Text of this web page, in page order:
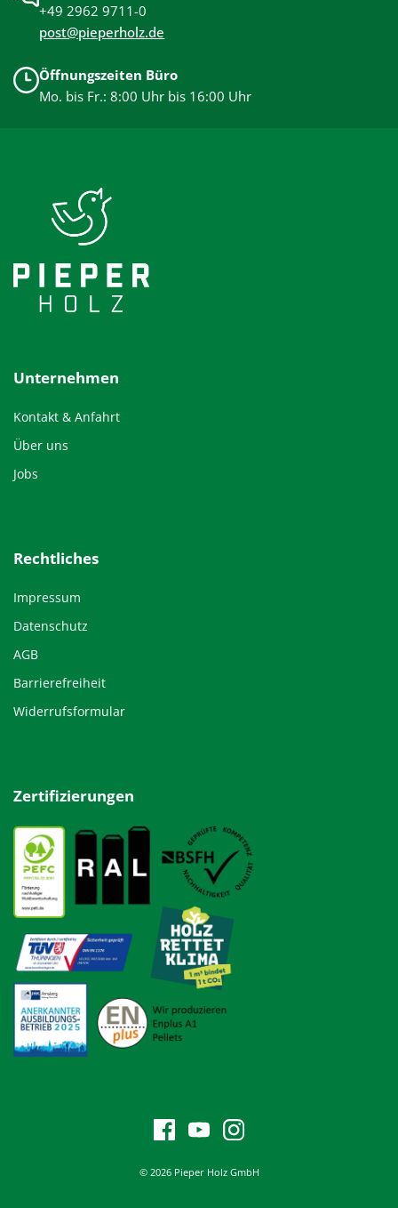
+49 2962 9711-0
post@pieperholz.de
Öffnungszeiten Büro
Mo. bis Fr.: 8:00 Uhr bis 16:00 Uhr
Unternehmen
Kontakt & Anfahrt
Über uns
Jobs
Rechtliches
Impressum
Datenschutz
AGB
Barrierefreiheit
Widerrufsformular
Zertifizierungen
© 2026 Pieper Holz GmbH